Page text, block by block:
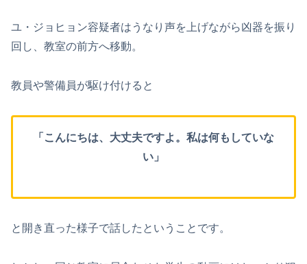
ユ・ジョヒョン容疑者はうなり声を上げながら凶器を振り
回し、教室の前方へ移動。
教員や警備員が駆け付けると
「こんにちは、大丈夫ですよ。私は何もしていな
い」
と開き直った様子で話したということです。